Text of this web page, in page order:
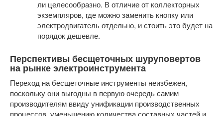
ли целесообразно. В отличие от коллекторных
экземпляров, где можно заменить кнопку или
электродвигатель отдельно, и стоить это будет на
порядок дешевле.
Перспективы бесщеточных шуруповертов
на рынке электроинструмента
Переход на бесщеточные инструменты неизбежен,
поскольку они выгодны в первую очередь самим
производителям ввиду унификации производственных
процессов, уменьшению количества составных частей и